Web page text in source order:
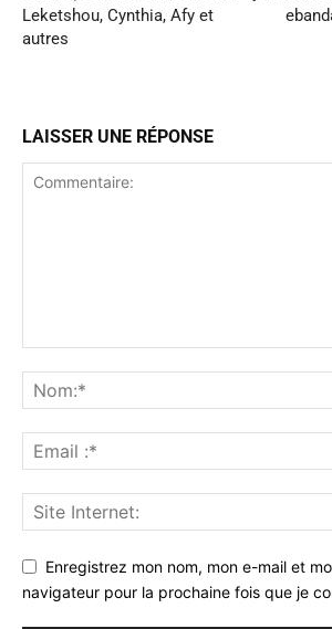
Leketshou, Cynthia, Afy et
autres
LAISSER UNE RÉPONSE
Enregistrez mon nom, mon e-mail et
navigateur pour la prochaine fois que je